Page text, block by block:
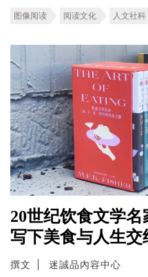
图像阅读 阅读文化 人文社科
20世纪饮食文学
写下美食与人生交
撰文 迷誠品內容中心